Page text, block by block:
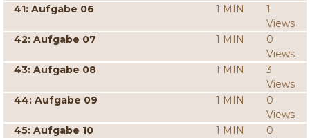
41: Aufgabe 06
1 MIN
1
Views
42: Aufgabe 07
1 MIN
0
Views
43: Aufgabe 08
1 MIN
3
Views
44: Aufgabe 09
1 MIN
0
Views
45: Aufgabe 10
1 MIN
0